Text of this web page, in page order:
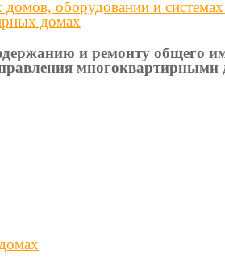
оборудовании и
домах
и ремонту общего